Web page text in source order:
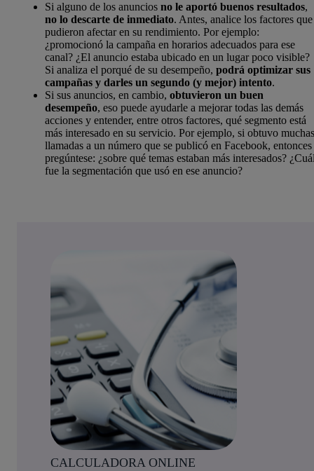
Si alguno de los anuncios no le aportó buenos resultados,
no lo descarte de inmediato. Antes, analice los factores que
pudieron afectar en su rendimiento. Por ejemplo:
¿promocionó la campaña en horarios adecuados para ese
canal? ¿El anuncio estaba ubicado en un lugar poco visible?
Si analiza el porqué de su desempeño, podrá optimizar sus
campañas y darles un segundo (y mejor) intento.
Si sus anuncios, en cambio, obtuvieron un buen
desempeño, eso puede ayudarle a mejorar todas las demás
acciones y entender, entre otros factores, qué segmento está
más interesado en su servicio. Por ejemplo, si obtuvo muchas
llamadas a un número que se publicó en Facebook, entonces
pregúntese: ¿sobre qué temas estaban más interesados?
fue la segmentación que usó en ese anuncio?
CALCULADORA ONLINE